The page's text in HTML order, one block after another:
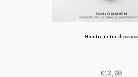
Hanitra netin-drazana
€10,00